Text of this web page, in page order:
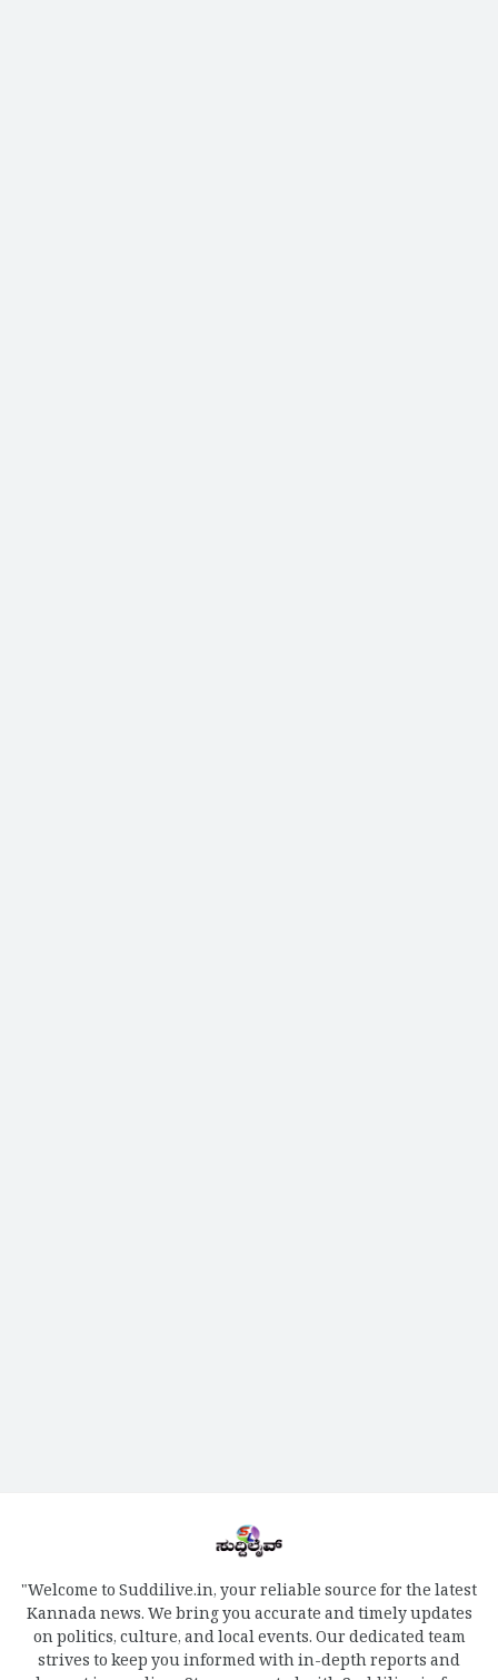
"Welcome to Suddilive.in, your reliable source for the latest
Kannada news. We bring you accurate and timely updates
on politics, culture, and local events. Our dedicated team
strives to keep you informed with in-depth reports and